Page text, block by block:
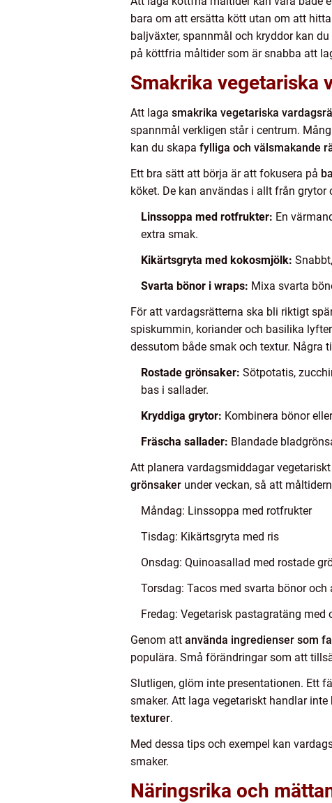
bara om att ersätta kött utan om att
baljväxter, spannmål och kryddor kan
på köttfria måltider som är snabba att
Smakrika vegetariska
Att laga smakrika vegetariska
spannmål verkligen står i centrum.
kan du skapa fylliga och välsmakande
Ett bra sätt att börja är att fokusera på
köket. De kan användas i allt från
Linssoppa med rotfrukter: En
extra smak.
Kikärtsgryta med kokosmjölk:
Svarta bönor i wraps: Mixa svarta
För att vardagsrätterna ska bli riktigt
spiskummin, koriander och basilika
dessutom både smak och textur. Några
Rostade grönsaker: Sötpotatis,
bas i sallader.
Kryddiga grytor: Kombinera bönor
Fräscha sallader: Blandade
Att planera vardagsmiddagar
grönsaker under veckan, så att
Måndag: Linssoppa med rotfrukter
Tisdag: Kikärtsgryta med ris
Onsdag: Quinoasallad med rostade
Torsdag: Tacos med svarta bönor och
Fredag: Vegetarisk pastagratäng med
Genom att använda ingredienser som
populära. Små förändringar som att
Slutligen, glöm inte presentationen. Ett
smaker. Att laga vegetariskt handlar
texturer.
Med dessa tips och exempel kan
smaker.
Näringsrika och